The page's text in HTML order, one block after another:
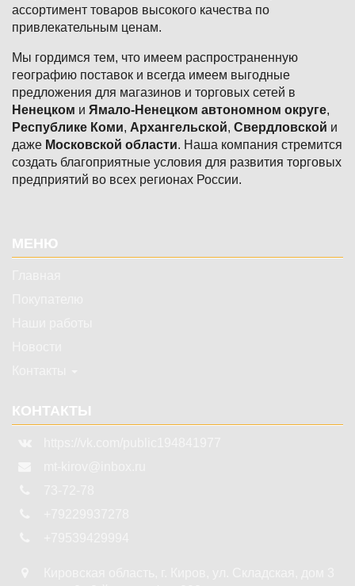
ассортимент товаров высокого качества по
привлекательным ценам.
Мы гордимся тем, что имеем распространенную
географию поставок и всегда имеем выгодные
предложения для магазинов и торговых сетей в
Ненецком и Ямало-Ненецком автономном округе,
Республике Коми, Архангельской, Свердловской и
даже Московской области. Наша компания стремится
создать благоприятные условия для развития торговых
предприятий во всех регионах России.
МЕНЮ
КОНТАКТЫ